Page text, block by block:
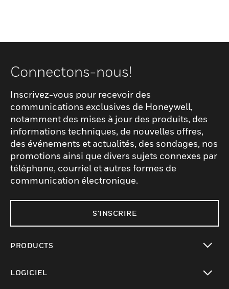
Connectons-nous!
Inscrivez-vous pour recevoir des
communications exclusives de Honeywell,
notamment des mises à jour des produits, des
informations techniques, de nouvelles offres,
des événements et actualités, des sondages, nos
promotions ainsi que divers sujets connexes par
téléphone, courriel et autres formes de
communication électronique.
S'INSCRIRE
PRODUCTS
LOGICIEL